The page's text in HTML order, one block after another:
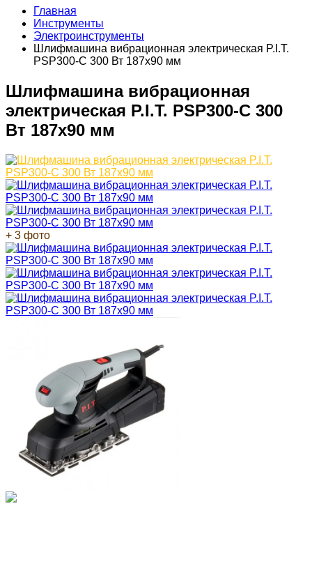
Главная
Инструменты
Электроинструменты
Шлифмашина вибрационная электрическая P.I.T.
PSP300-C 300 Вт 187х90 мм
Шлифмашина вибрационная
электрическая P.I.T. PSP300-C 300
Вт 187х90 мм
+ 3 фото